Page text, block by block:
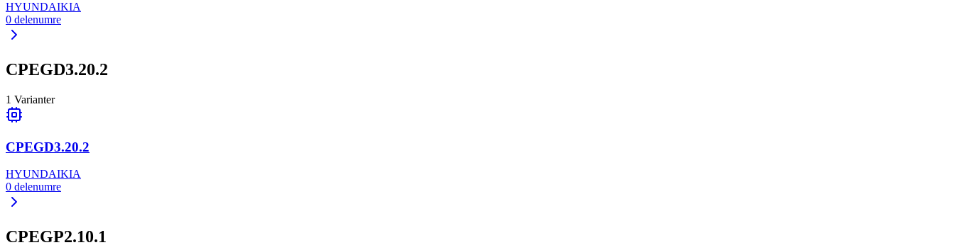
HYUNDAIKIA
0 delenumre
CPEGD3.20.2
1 Varianter
CPEGD3.20.2
HYUNDAIKIA
0 delenumre
CPEGP2.10.1